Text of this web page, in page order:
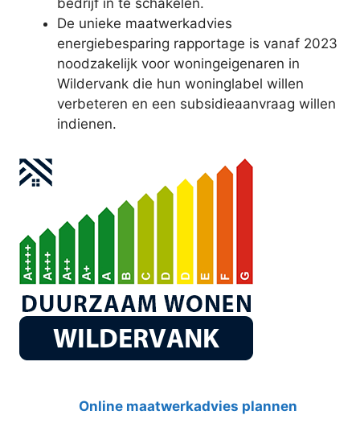
bedrijf in te schakelen.
De unieke maatwerkadvies
energiebesparing rapportage is vanaf 2023
noodzakelijk voor woningeigenaren in
Wildervank die hun woninglabel willen
verbeteren en een subsidieaanvraag willen
indienen.
Online maatwerkadvies plannen